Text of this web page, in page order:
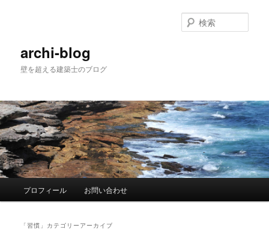
へ
移
動
移
動
archi-blog
壁を超える建築士のブログ
索
プロフィール お問い合わせ
「習慣 」カテゴリーアーカイブ